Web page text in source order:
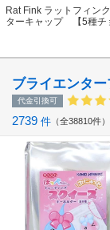
Rat Fink ラットフィン
ターキャップ 【5種チ
ブライエンタ
代金引換可
2739 件 全38810件